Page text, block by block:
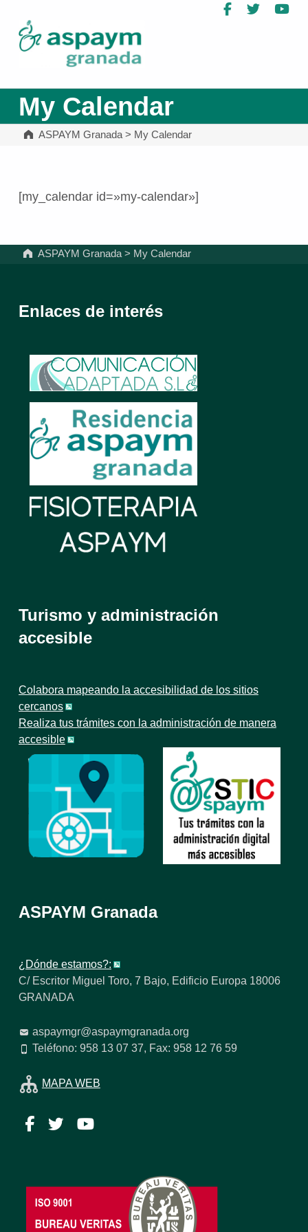
Facebook
Twitter
My Calendar
ASPAYM Granada> My Calendar
[my_calendar id=»my-calendar»]
ASPAYM Granada > My Calendar
Enlaces de interés
Turismo y administración
accesible
Colabora mapeando la accesibilidad de los sitios
cercanos
Realiza tus trámites con la administración de manera
accesible
ASPAYM Granada
¿Dónde estamos?:
C/ Escritor Miguel Toro, 7 Bajo, Edificio Europa 18006
GRANADA
aspaymgr@aspaymgranada.org
Teléfono: 958 13 07 37, Fax: 958 12 76 59
MAPA WEB
Facebook
TwitterYouTube